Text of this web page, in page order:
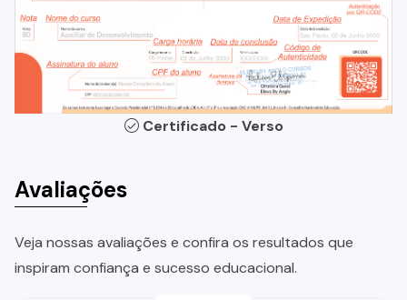
Certificado - Verso
Avaliações
Veja nossas avaliações e confira os resultados que
inspiram confiança e sucesso educacional.